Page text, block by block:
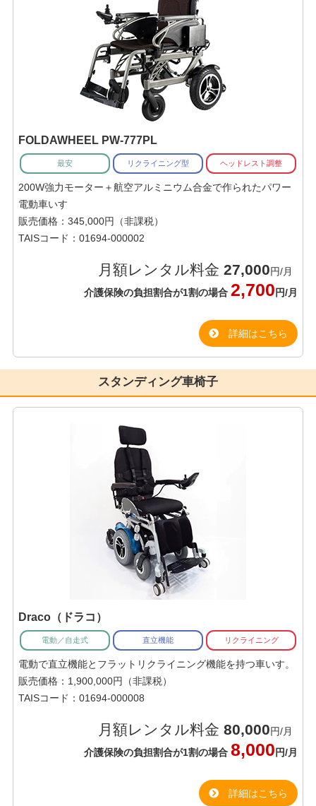
FOLDAWHEEL PW-777PL
最安 リクライニング型 ヘッドレスト調整
200W強力モーター＋航空アルミニウム合金で作られたパワー
電動車いす
販売価格：345,000円（非課税）
TAISコード：01694-000002
月額レンタル料金27,000円/月
介護保険の負担割合が1割の場合2,700 円/月
詳細はこちら
スタンディング車椅子
Draco（ドラコ）
電動／自走式 直立機能 リクライニング
電動で直立機能とフラットリクライニング機能を持つ車いす。
販売価格：1,900,000円（非課税）
TAISコード：01694-000008
月額レンタル料金80,000円/月
介護保険の負担割合が1割の場合8,000 円/月
詳細はこちら